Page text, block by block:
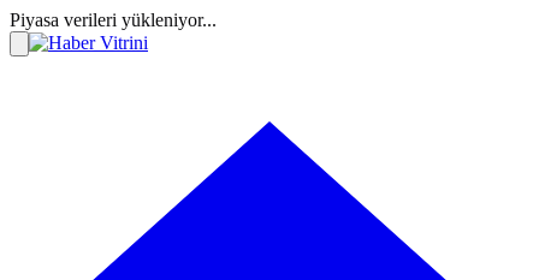
Piyasa verileri yükleniyor...